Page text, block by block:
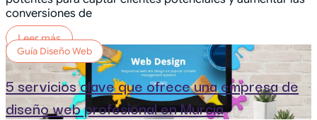
conversiones de
Leer más
Guía Diseño Web
5 servicios clave que ofrece una empresa de
diseño web profesional en Murcia